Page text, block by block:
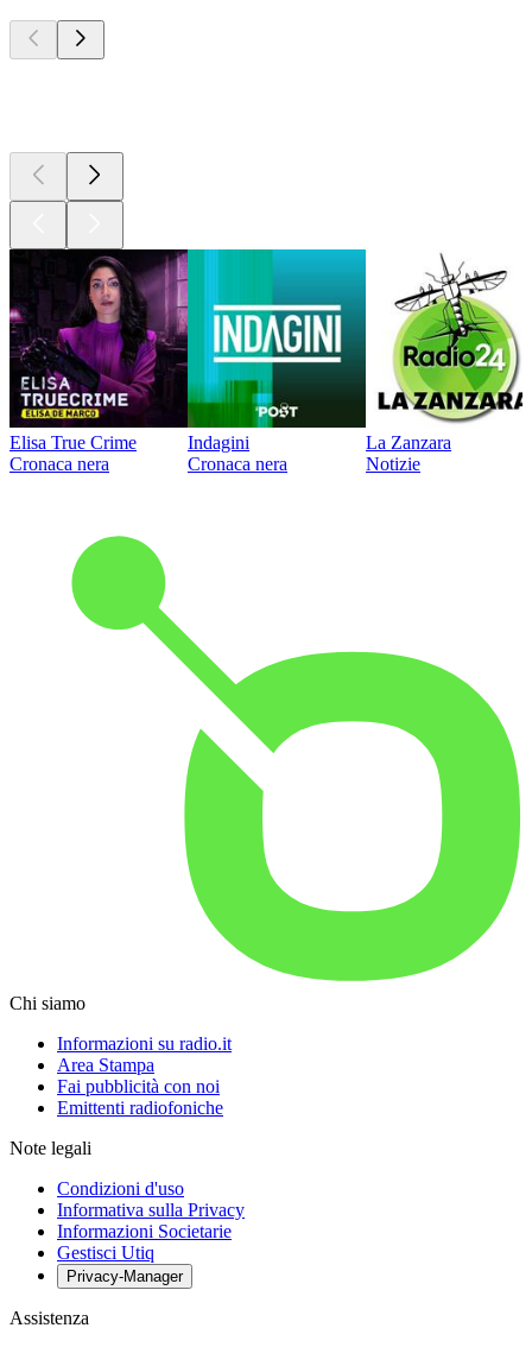
Elisa True Crime
Cronaca nera
Indagini
Cronaca nera
La Zanzara
Notizie
Chi siamo
Informazioni su radio.it
Area Stampa
Fai pubblicità con noi
Emittenti radiofoniche
Note legali
Condizioni d'uso
Informativa sulla Privacy
Informazioni Societarie
Gestisci Utiq
Privacy-Manager
Assistenza